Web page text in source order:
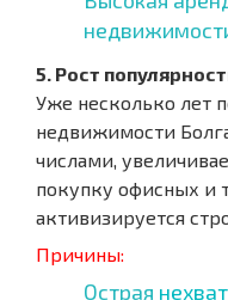
5. Рост
Уже несколько лет
недвижимости
числами,
покупку офисных и
активизируется
Причины:
Острая